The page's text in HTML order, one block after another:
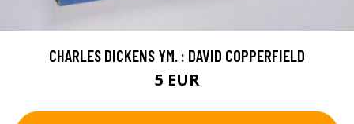
CHARLES DICKENS YM. : DAVID COPPERFIELD
5 EUR